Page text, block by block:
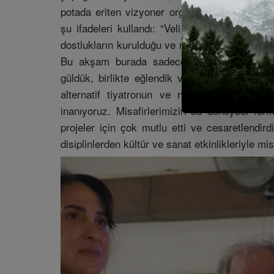
potada eriten vizyoner organizasyonlara çok
şu ifadeleri kullandı: “Veli Bar, yarımadada
dostlukların kurulduğu ve nesiller boyu güzel
Bu akşam burada sadece konvansiyonel
güldük, birlikte eğlendik ve çok sıcak bir
alternatif tiyatronun ve nitelikli
inanıyoruz. Misafirlerimizin bu deneysel
projeler için çok mutlu etti ve
disiplinlerden kültür ve sanat etkinlikleriyle